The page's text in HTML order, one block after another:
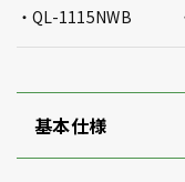
QL-1115NWB
基本仕様